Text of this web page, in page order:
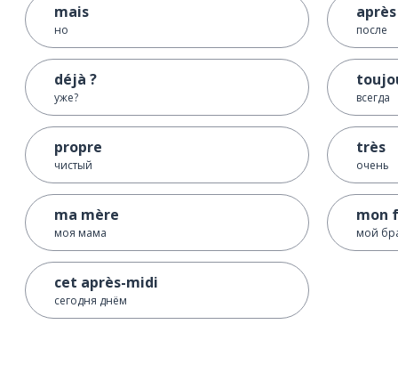
mais
но
déjà ?
уже?
propre
чистый
ma mère
моя мама
cet après-midi
сегодня днём
après
после
всегда
très
очень
mon
мой